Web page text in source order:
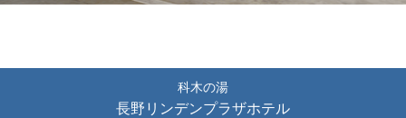
科木の湯
長野リンデンプラザホテル